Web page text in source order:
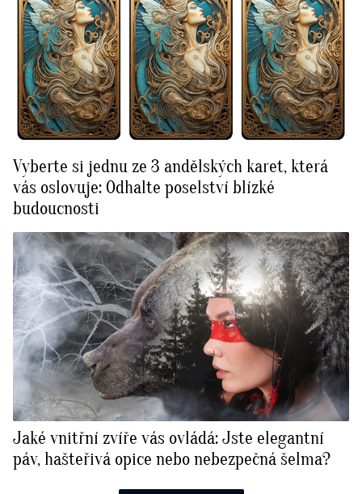
Vyberte si jednu ze 3 andělských karet, která
vás oslovuje: Odhalte poselství blízké
budoucnosti
Jaké vnitřní zvíře vás ovládá: Jste elegantní
páv, hašteřivá opice nebo nebezpečná šelma?